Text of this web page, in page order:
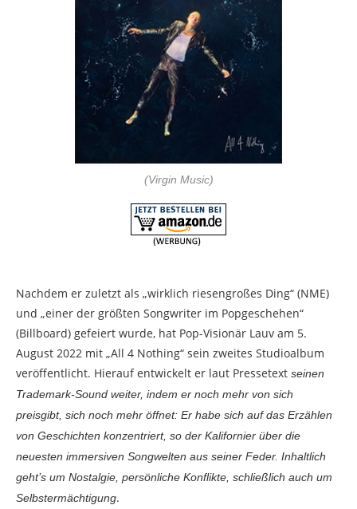
(Virgin Music)
Nachdem er zuletzt als „wirklich riesengroßes Ding“ (NME)
und „einer der größten Songwriter im Popgeschehen“
(Billboard) gefeiert wurde, hat Pop-Visionär Lauv am 5.
August 2022 mit „All 4 Nothing“ sein zweites Studioalbum
veröffentlicht. Hierauf entwickelt er laut Pressetext seinen
Trademark-Sound weiter, indem er noch mehr von sich
preisgibt, sich noch mehr öffnet: Er habe sich auf das Erzählen
von Geschichten konzentriert, so der Kalifornier über die
neuesten immersiven Songwelten aus seiner Feder. Inhaltlich
geht’s um Nostalgie, persönliche Konflikte, schließlich auch um
Selbstermächtigung.